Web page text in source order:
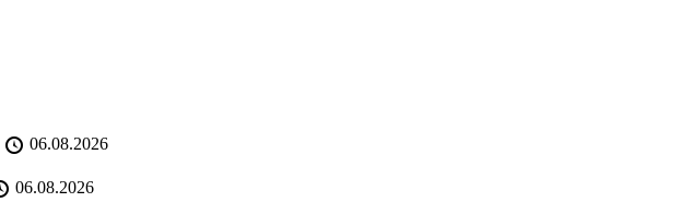
06.08.2026
06.08.2026